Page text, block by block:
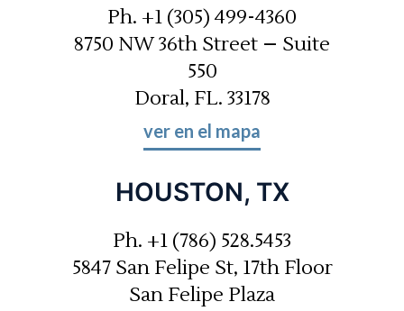
Ph. +1 (305) 499-4360
8750 NW 36th Street – Suite
550
Doral, FL. 33178
ver en el mapa
HOUSTON, TX
Ph. +1 (786) 528.5453
5847 San Felipe St, 17th Floor
San Felipe Plaza